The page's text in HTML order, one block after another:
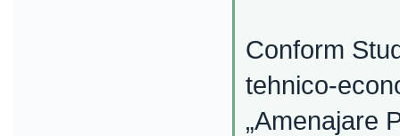
Conform
tehnico-
„Amenajare